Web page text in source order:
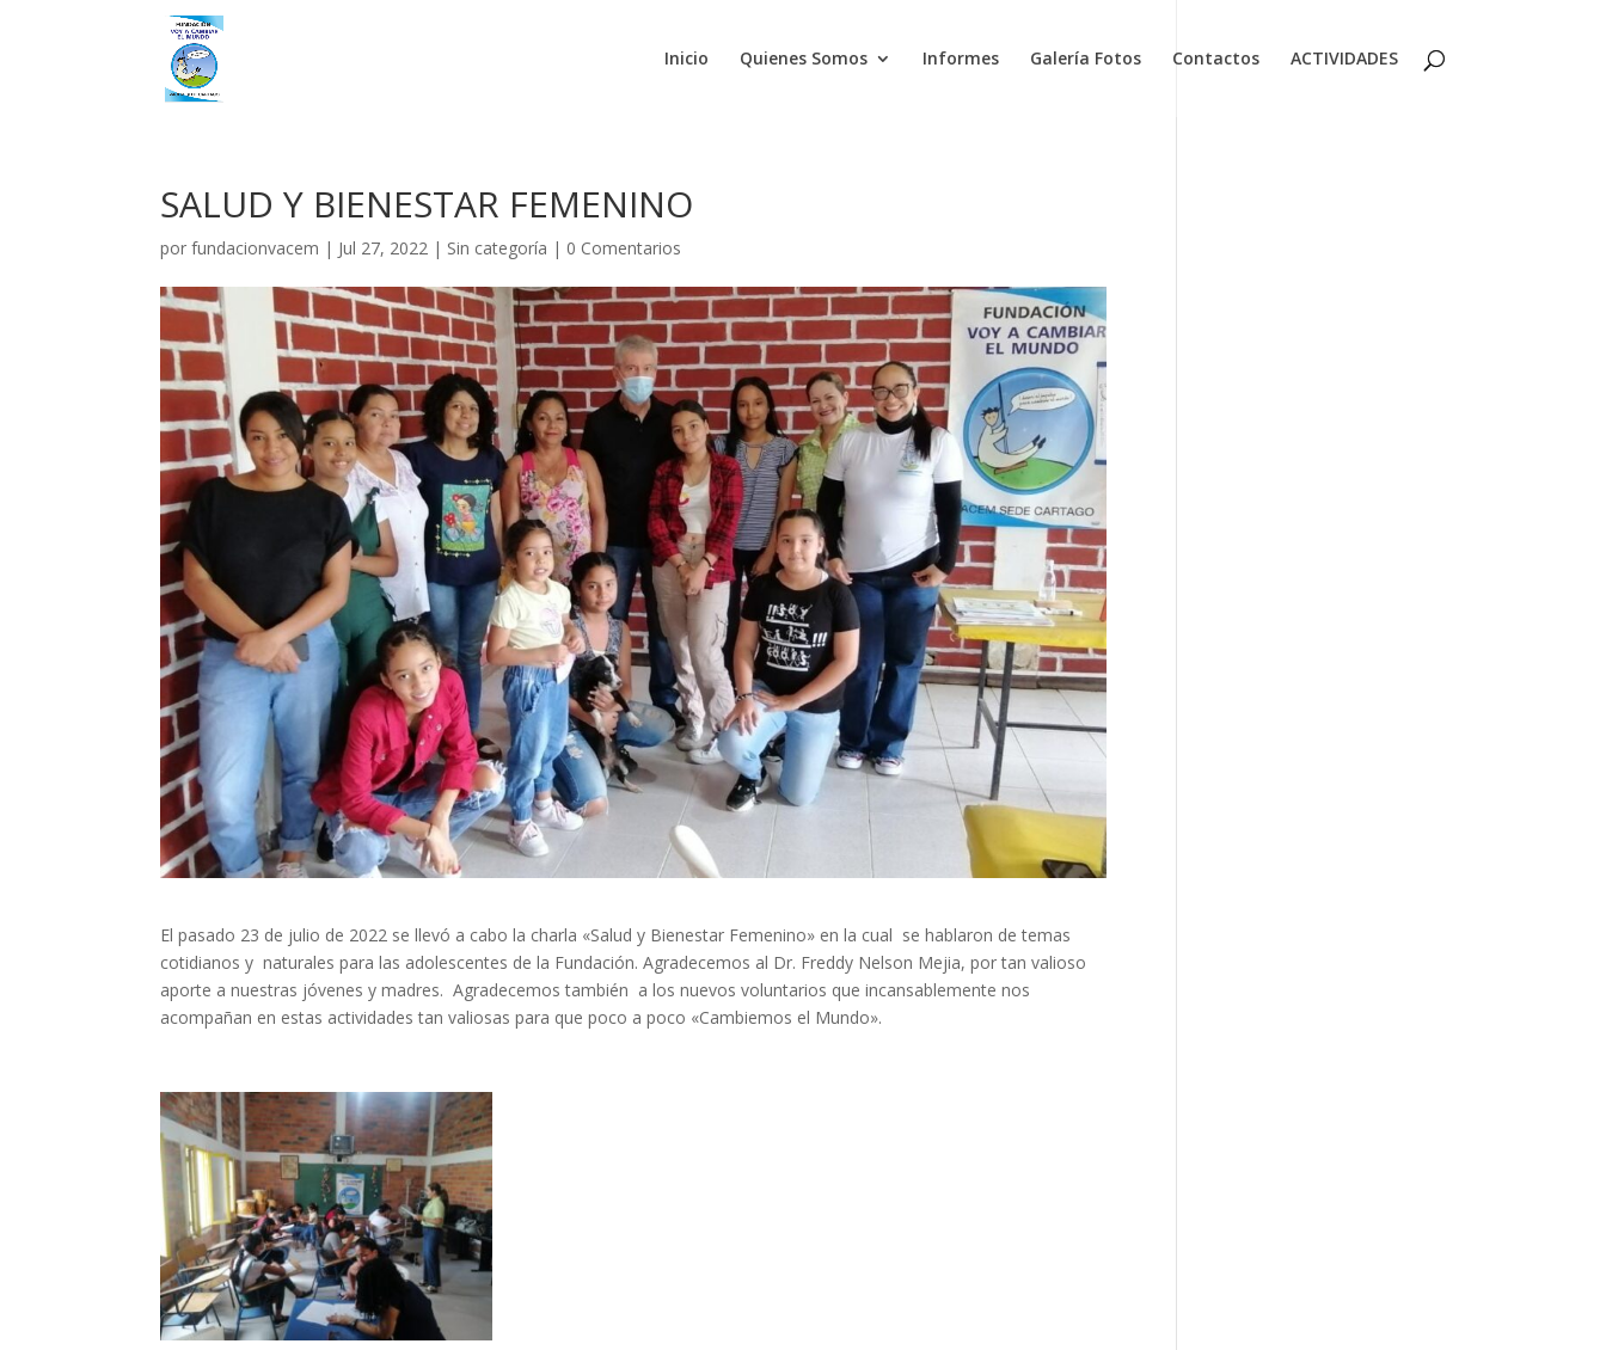
Inicio Quienes Somos Informes Galería Fotos Contactos ACTIVIDADES
SALUD Y BIENESTAR FEMENINO
porfundacionvacem | Jul 27, 2022 | Sin categoría | 0 Comentarios
El pasado 23 de julio de 2022 se llevó a cabo la charla «Salud y Bienestar Femenino» en la cual se hablaron de temas
cotidianos y naturales para las adolescentes de la Fundación. Agradecemos al Dr. Freddy Nelson Mejia, por tan valioso
aporte a nuestras jóvenes y madres. Agradecemos también a los nuevos voluntarios que incansablemente nos
acompañan en estas actividades tan valiosas para que poco a poco «Cambiemos el Mundo».